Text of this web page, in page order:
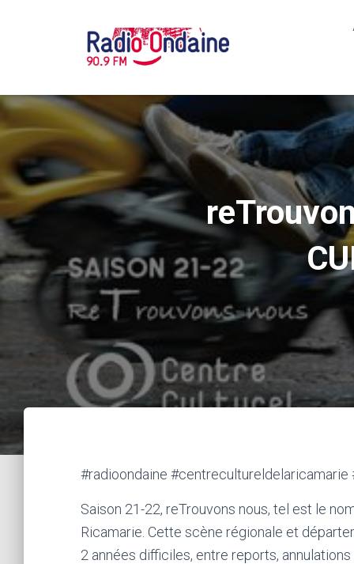
#radioondaine
Saison 21-22, reTrouvons nous, tel est le
Ricamarie. Cette scène régionale et
2 années difficiles, entre reports,